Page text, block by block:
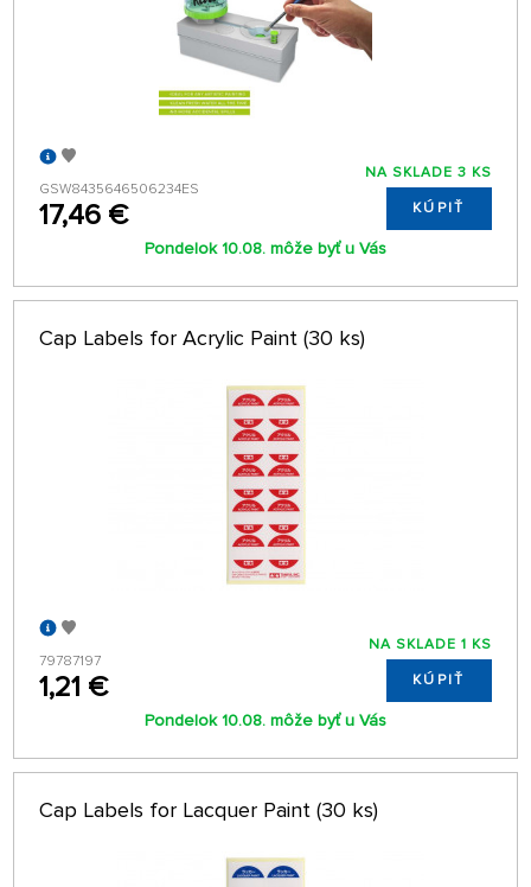
GSW8435646506234ES
17,46 €
NA SKLADE 3 KS
KÚPIŤ
Pondelok 10.08. môže byť u Vás
Cap Labels for Acrylic Paint (30 ks)
79787197
1,21 €
NA SKLADE 1 KS
KÚPIŤ
Pondelok 10.08. môže byť u Vás
Cap Labels for Lacquer Paint (30 ks)